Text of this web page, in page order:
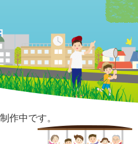
制作中です。